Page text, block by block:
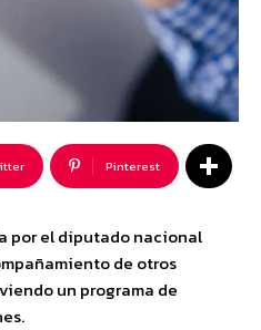
Pinterest
por el diputado nacional
de otros
un programa de